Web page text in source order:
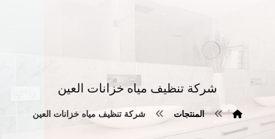
شركة تنظيف مياه خزانات العين
المنتجات شركة تنظيف مياه خزانات العين